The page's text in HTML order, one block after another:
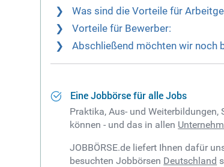
Was sind die Vorteile für
Vorteile für Bewerber:
Abschließend möchten wir noch
Eine Jobbörse für alle Jobs
Praktika, Aus- und
können - und das in allen
JOBBÖRSE.de liefert Ihnen dafür
besuchten Jobbörsen Deutschland